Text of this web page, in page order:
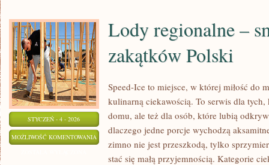
STYCZEŃ - 4 - 2026
MOŻLIWOŚĆ KOMENTOWANIA
Lody regionalne –
zakątków Polski
Speed-Ice to miejsce, w której miłość do
kulinarną ciekawością. To serwis dla
domu, ale też dla osób, które lubią
dlaczego jedne porcje wychodzą
zimno nie jest przeszkodą, tylko
stać się małą przyjemnością. Kategorie